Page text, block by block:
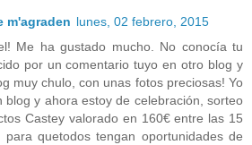
m'agraden lunes, 02 febrero, 2015
Me ha gustado mucho. No conocía tu
por un comentario tuyo en otro blog y
muy chulo, con unas fotos preciosas! Yo
blog y ahora estoy de celebración, sorteo
Castey valorado en 160€ entre las 15
para quetodos tengan oportunidades de